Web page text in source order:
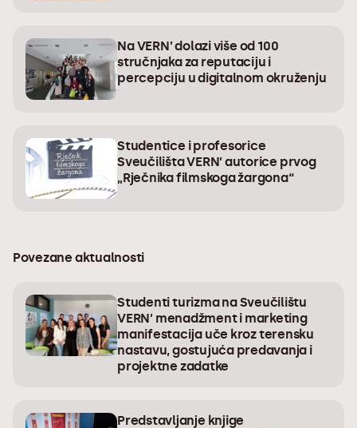
Na VERN’ dolazi više od 100
stručnjaka za reputaciju i
percepciju u digitalnom okruženju
Studentice i profesorice
Sveučilišta VERN’ autorice prvog
„Rječnika filmskoga žargona“
Povezane aktualnosti
Studenti turizma na Sveučilištu
VERN’ menadžment i marketing
manifestacija uče kroz terensku
nastavu, gostujuća predavanja i
projektne zadatke
Predstavljanje knjige